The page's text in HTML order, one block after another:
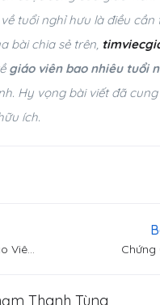
tuổi nghỉ hưu là điều cần
bài chia sẻ trên,
giáo viên bao nhiêu tuổi
Hy vọng bài viết đã
ích.
Viên
Chứng
Thanh Tùng